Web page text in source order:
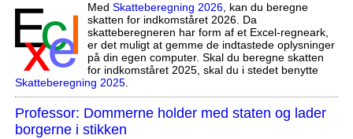
Med Skatteberegning 2026, kan du beregne
skatten for indkomståret 2026. Da
skatteberegneren har form af et Excel-regneark,
er det muligt at gemme de indtastede oplysninger
på din egen computer. Skal du beregne skatten
for indkomståret 2025, skal du i stedet benytte
Skatteberegning 2025.
Professor: Dommerne holder med staten og lader
borgerne i stikken